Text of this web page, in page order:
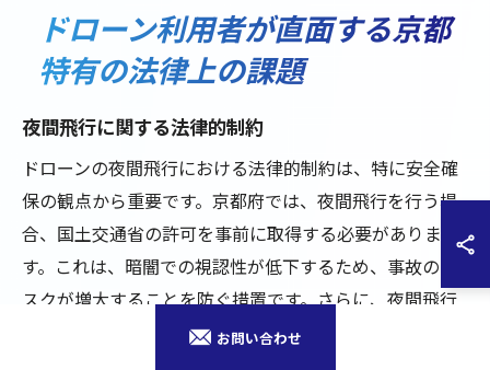
ドローン利用者が直面する京都
特有の法律上の課題
夜間飛行に関する法律的制約
ドローンの夜間飛行における法律的制約は、特に安全確
保の観点から重要です。京都府では、夜間飛行を行う場
合、国土交通省の許可を事前に取得する必要がありま
す。これは、暗闇での視認性が低下するため、事故のリ
スクが増大することを防ぐ措置です。さらに、夜間飛行
では適切な照明設備をドローンに装備することが求めら
お問い合わせ